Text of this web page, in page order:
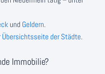
und Geldern
Übersichtsseite der Städte
Immobilie?